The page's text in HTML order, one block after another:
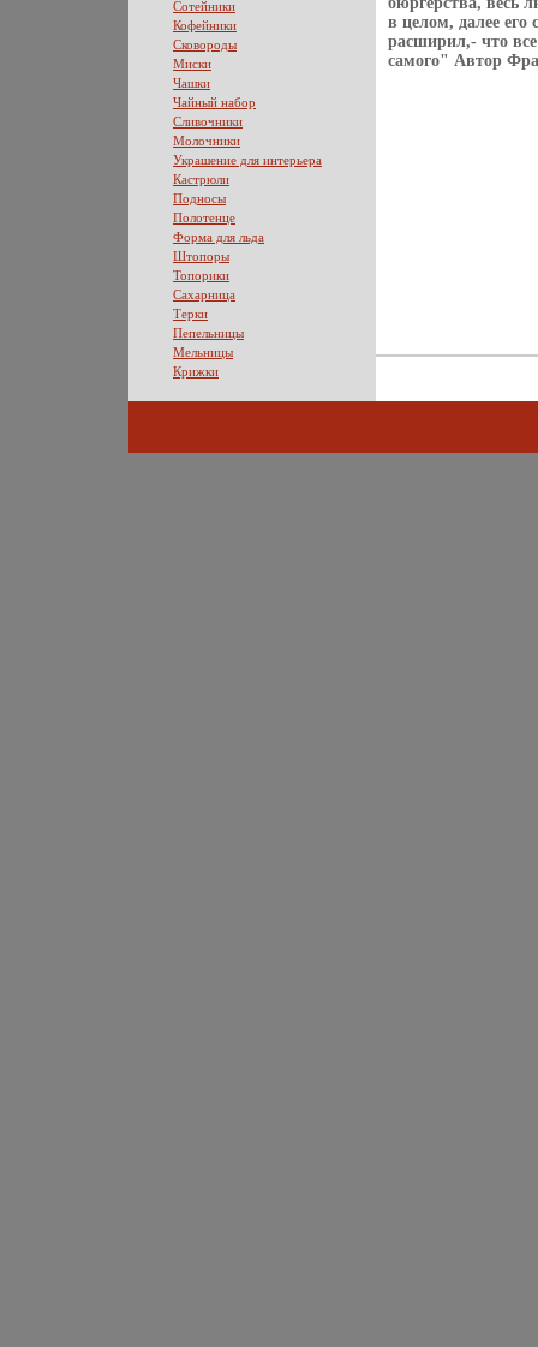
в целом, далее его
расширил,- что
самого" Автор
Сотейники
Кофейники
Сковороды
Миски
Чашки
Чайный набор
Сливочники
Молочники
Украшение для интерьера
Кастрюли
Подносы
Полотенце
Форма для льда
Штопоры
Топорики
Сахарница
Терки
Пепельницы
Мельницы
Крижки